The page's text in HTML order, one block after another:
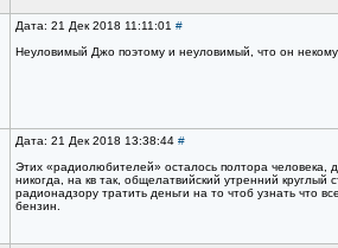
Дата: 21 Дек 2018 11:11:01 #
Неуловимый Джо поэтому и неуловимый, что он
Дата: 21 Дек 2018 13:38:44 #
Этих «радиолюбителей» осталось полтора человека,
никогда, на кв так, общелатвийский утренний
радионадзору тратить деньги на то чтоб узнать что
бензин.